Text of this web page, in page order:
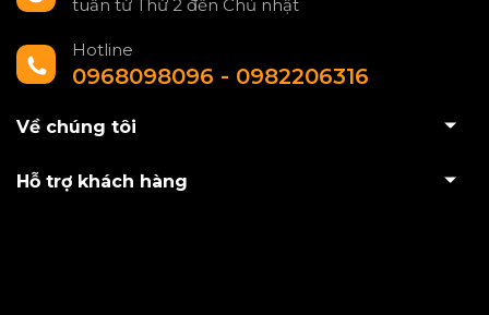
tuần từ Thứ 2 đến Chủ nhật
Hotline
0968098096 - 0982206316
Về chúng tôi
Hỗ trợ khách hàng